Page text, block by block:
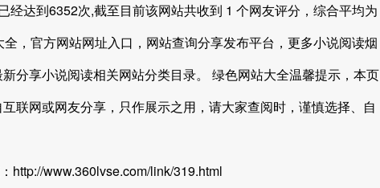
经达到6352次,截至目前该网站共收到 1 个网友评分，综合平均为
，官方网站网址入口，网站查询分享发布平台，更多小说阅读烟
分享小说阅读相关网站分类目录。 绿色网站大全温馨提示，本页
联网或网友分享，只作展示之用，请大家查阅时，谨慎选择、自
http://www.360lvse.com/link/319.html